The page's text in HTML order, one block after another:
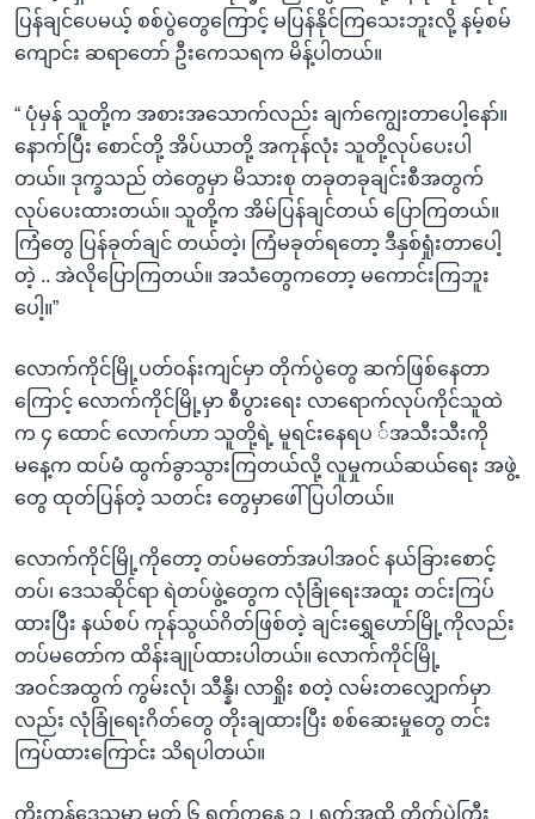
ပြန်ချင်ပေမယ့် စစ်ပွဲတွေကြောင့် မပြန်နိုင်ကြသေးဘူးလို့ နမ့်စမ်
ကျောင်း ဆရာတော် ဦးကေသရက မိန့်ပါတယ်။
“ ပုံမှန် သူတို့က အစားအသောက်လည်း ချက်ကျွေးတာပေါ့နော်။
နောက်ပြီး စောင်တို့ အိပ်ယာတို့ အကုန်လုံး သူတို့လုပ်ပေးပါ
တယ်။ ဒုက္ခသည် တဲတွေမှာ မိသားစု တခုတခုချင်းစီအတွက်
လုပ်ပေးထားတယ်။ သူတို့က အိမ်ပြန်ချင်တယ် ပြောကြတယ်။
ကြံတွေ ပြန်ခုတ်ချင် တယ်တဲ့၊ ကြံမခုတ်ရတော့ ဒီနှစ်ရှုံးတာပေါ့
တဲ့ .. အဲလိုပြောကြတယ်။ အသံတွေကတော့ မကောင်းကြဘူး
ပေါ့။”
လောက်ကိုင်မြို့ပတ်ဝန်းကျင်မှာ တိုက်ပွဲတွေ ဆက်ဖြစ်နေတာ
ကြောင့် လောက်ကိုင်မြို့မှာ စီပွားရေး လာရောက်လုပ်ကိုင်သူထဲ
က ၄ ထောင် လောက်ဟာ သူတို့ရဲ့ မူရင်းနေရပ ်အသီးသီးကို
မနေ့က ထပ်မံ ထွက်ခွာသွားကြတယ်လို့ လူမှုကယ်ဆယ်ရေး အဖွဲ့
တွေ ထုတ်ပြန်တဲ့ သတင်း တွေမှာဖေါ်ပြပါတယ်။
လောက်ကိုင်မြို့ကိုတော့ တပ်မတော်အပါအဝင် နယ်ခြားစောင့်
တပ်၊ ဒေသဆိုင်ရာ ရဲတပ်ဖွဲ့တွေက လုံခြုံရေးအထူး တင်းကြပ်
ထားပြီး နယ်စပ် ကုန်သွယ်ဂိတ်ဖြစ်တဲ့ ချင်းရွှေဟော်မြို့ကိုလည်း
တပ်မတော်က ထိန်းချုပ်ထားပါတယ်။ လောက်ကိုင်မြို့
အဝင်အထွက် ကွမ်းလုံ၊ သီန္နီ၊ လာရှိုး စတဲ့ လမ်းတလျှောက်မှာ
လည်း လုံခြုံရေးဂိတ်တွေ တိုးချထားပြီး စစ်ဆေးမှုတွေ တင်း
ကြပ်ထားကြောင်း သိရပါတယ်။
ကိုးကန့်ဒေသမှာ မတ် ၆ ရက်ကနေ ၁၂ ရက်အထိ တိုက်ပွဲကြီး